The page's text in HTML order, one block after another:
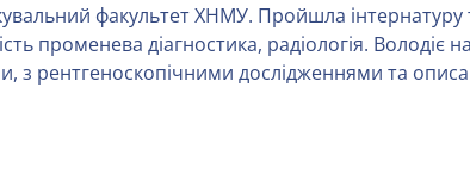
факультет ХНМУ. Пройшла інтернатуру
променева діагностика, радіологія. Володіє
з рентгеноскопічними дослідженнями та